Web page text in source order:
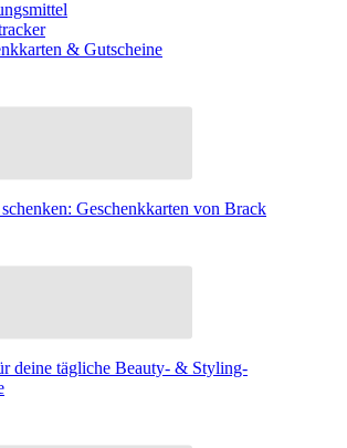
& Gutscheine
Geschenkkarten von Brack
deine tägliche Beauty- & Styling-